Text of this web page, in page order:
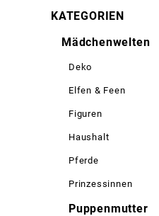
KATEGORIEN
Mädchenwelten
Deko
Elfen & Feen
Figuren
Haushalt
Pferde
Prinzessinnen
Puppenmutter